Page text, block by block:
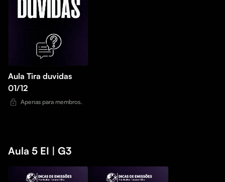
Aula Tira duvidas
01/12
Apenas para membros.
Aula 5 EI | G3